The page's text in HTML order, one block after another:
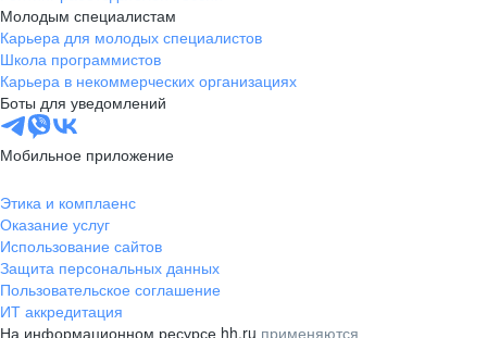
Молодым специалистам
Карьера для молодых специалистов
Школа программистов
Карьера в некоммерческих организациях
Боты для уведомлений
Мобильное приложение
Этика и комплаенс
Оказание услуг
Использование сайтов
Защита персональных данных
Пользовательское соглашение
ИТ аккредитация
На информационном ресурсе hh.ru применяются